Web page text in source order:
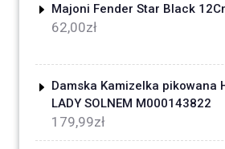
Majoni Fender Star Black
62,00zł
Damska Kamizelka pikowana
LADY SOLNEM M000143822
179,99zł